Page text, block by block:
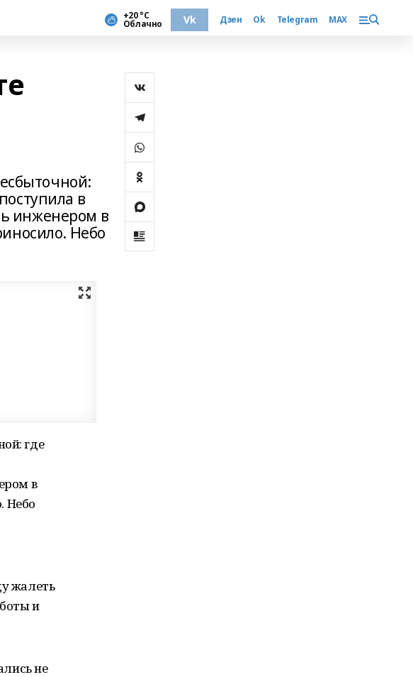
+20 °С
Облачно Vk Дзен Ok Telegram MAX
в
инженером в
Небо
где
в
Небо
жалеть
и
не